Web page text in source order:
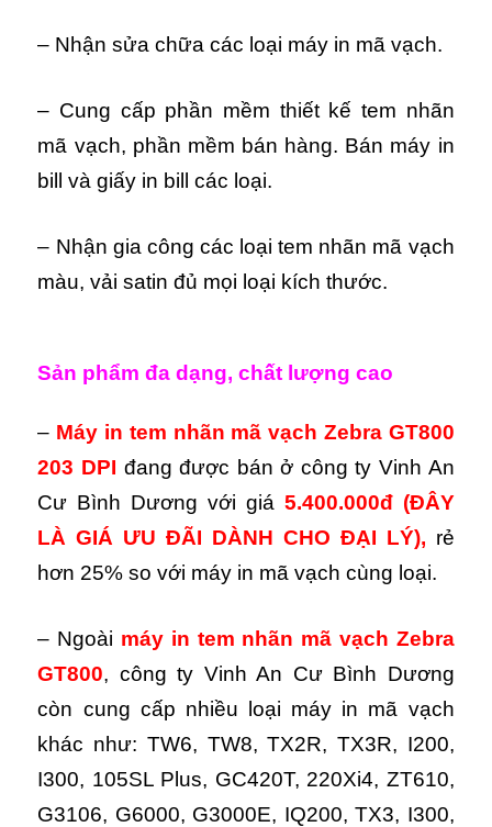
– Nhận sửa chữa các loại máy in mã vạch.
– Cung cấp phần mềm thiết kế tem nhãn
mã vạch, phần mềm bán hàng. Bán máy in
bill và giấy in bill các loại.
– Nhận gia công các loại tem nhãn mã vạch
màu, vải satin đủ mọi loại kích thước.
Sản phẩm đa dạng, chất lượng cao
– Máy in tem nhãn mã vạch Zebra GT800
203 DPI đang được bán ở công ty Vinh An
Cư Bình Dương với giá 5.400.000đ (ĐÂY
LÀ GIÁ ƯU ĐÃI DÀNH CHO ĐẠI LÝ), rẻ
hơn 25% so với máy in mã vạch cùng loại.
– Ngoài máy in tem nhãn mã vạch Zebra
GT800, công ty Vinh An Cư Bình Dương
còn cung cấp nhiều loại máy in mã vạch
khác như: TW6, TW8, TX2R, TX3R, I200,
I300, 105SL Plus, GC420T, 220Xi4, ZT610,
G3106, G6000, G3000E, IQ200, TX3, I300,